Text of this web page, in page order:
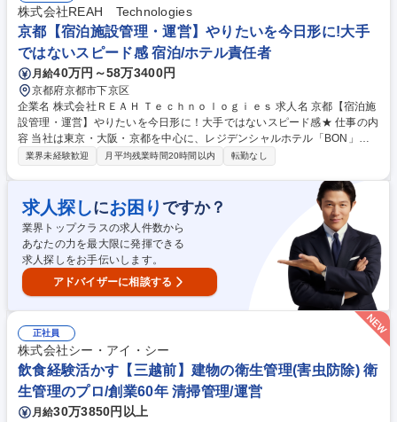
員の勤怠管理・育成、採用面接）・商品配置の検討（自店舗の客層や商品
の売れ行きを踏まえて、適切な商品配置を行います）など 募集職種 【旭
川/店舗SV】未経験歓迎/年休123日/「#C-pla」カプセルトイ/残業少なめ
株式会社REAH Technologies
京都【宿泊施設管理・運営】やりたいを今日形に!大手
ではないスピード感 宿泊/ホテル責任者
月給40万円～58万3400円
京都府京都市下京区
企業名 株式会社ＲＥＡＨ Ｔｅｃｈｎｏｌｏｇｉｅｓ 求人名 京都【宿泊施
設管理・運営】やりたいを今日形に！大手ではないスピード感★ 仕事の内
容 当社は東京・大阪・京都を中心に、レジデンシャルホテル「BON」を
はじめ、ホテル・ホステル・民泊など多様な宿泊施設の企画・運営を行っ
規施設の開業や既存施設の拡大を進めています。 【具体的な業務】 ■宿泊
施設の運営管理 ■現地スタッフのマネジメント ■顧客満足度向上のための
サービス改善 ■接客・清掃・設備などの品質管理 ■コスト管理および改善
■上記業務の施設横断的な仕組み作りやオペレーション改善 ■施設オーナ
ーへの運営報告や提案 ■清掃会社・アメニティ会社など外部業者との調整
等 募集職種 京都【宿泊施設管理・運営】やりたいを今日形に！大手では
ないスピード感★
業界未経験歓迎 月平均残業時間20時間以内 転勤なし
求人探しにお困り ですか？
業界トップクラスの求人件数から
あなたの力を最大限に発揮できる
求人探しをお手伝いします。
アドバイザーに相談する
正社員
株式会社シー・アイ・シー
飲食経験活かす【三越前】建物の衛生管理(害虫防除) 衛
生管理のプロ/創業60年 清掃管理/運営
月給30万3850円以上